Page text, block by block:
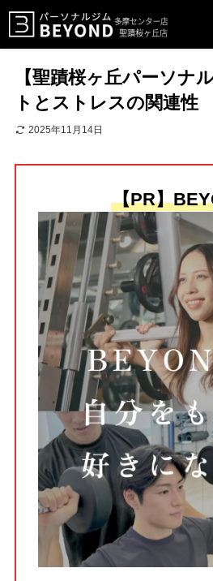
【聖蹟桜ヶ丘パーソナ
トとストレスの関連性
2025年11月14日
【PR】